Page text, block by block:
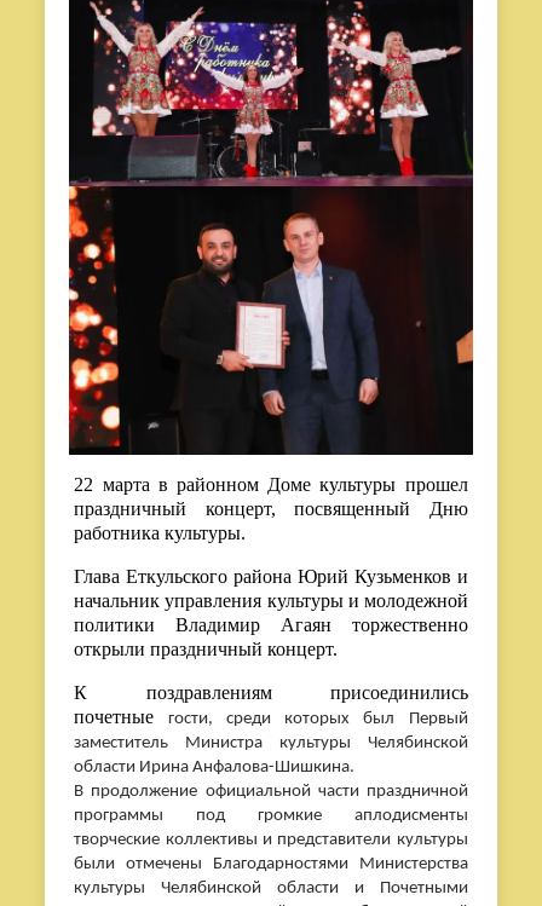
22 марта в районном Доме культуры прошел
праздничный концерт, посвященный Дню
работника культуры.
Глава Еткульского района Юрий Кузьменков и
начальник управления культуры и молодежной
политики Владимир Агаян торжественно
открыли праздничный концерт.
К поздравлениям присоединились
почетные гости, среди которых был Первый
заместитель Министра культуры Челябинской
области Ирина Анфалова-Шишкина.
В продолжение официальной части праздничной
программы под громкие аплодисменты
творческие коллективы и представители культуры
были отмечены Благодарностями Министерства
культуры Челябинской области и Почетными